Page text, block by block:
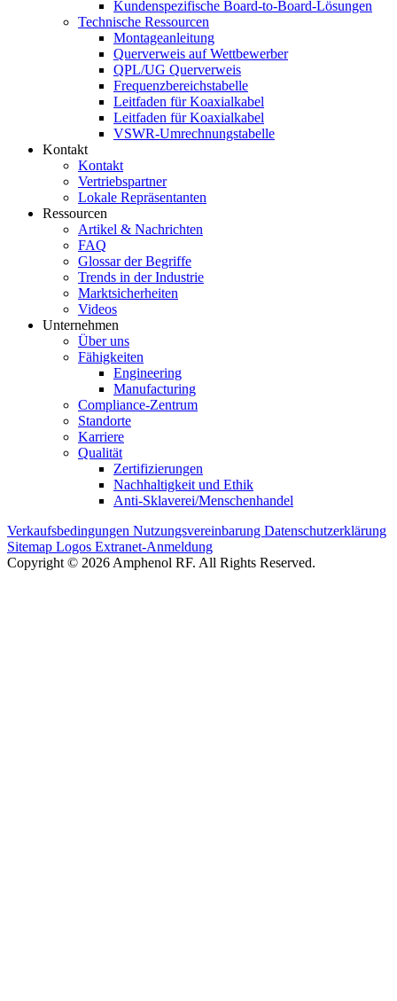
Kundenspezifische Board-to-Board-Lösungen
Technische Ressourcen
Montageanleitung
Querverweis auf Wettbewerber
QPL/UG Querverweis
Frequenzbereichstabelle
Leitfaden für Koaxialkabel
Leitfaden für Koaxialkabel
VSWR-Umrechnungstabelle
Kontakt
Kontakt
Vertriebspartner
Lokale Repräsentanten
Ressourcen
Artikel & Nachrichten
FAQ
Glossar der Begriffe
Trends in der Industrie
Marktsicherheiten
Videos
Unternehmen
Über uns
Fähigkeiten
Engineering
Manufacturing
Compliance-Zentrum
Standorte
Karriere
Qualität
Zertifizierungen
Nachhaltigkeit und Ethik
Anti-Sklaverei/Menschenhandel
Verkaufsbedingungen Nutzungsvereinbarung Datenschutzerklärung
Sitemap Logos Extranet-Anmeldung
Copyright © 2026 Amphenol RF. All Rights Reserved.